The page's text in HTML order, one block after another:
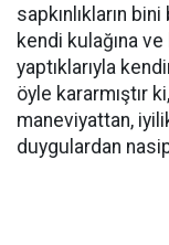
sapkınlıkların
kendi kulağına
yaptıklarıyla
öyle kararmıştır
maneviyattan,
duygulardan